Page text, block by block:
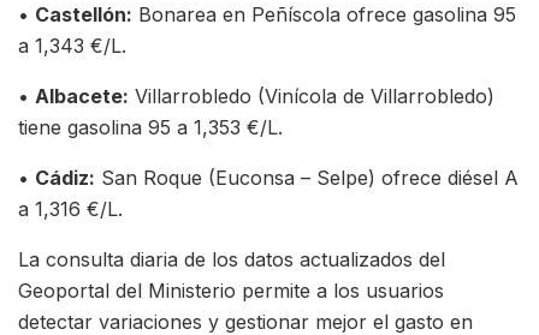
• Castellón: Bonarea en Peñíscola ofrece gasolina 95
a 1,343 €/L.
• Albacete: Villarrobledo (Vinícola de Villarrobledo)
tiene gasolina 95 a 1,353 €/L.
• Cádiz: San Roque (Euconsa – Selpe) ofrece diésel A
a 1,316 €/L.
La consulta diaria de los datos actualizados del
Geoportal del Ministerio permite a los usuarios
detectar variaciones y gestionar mejor el gasto en